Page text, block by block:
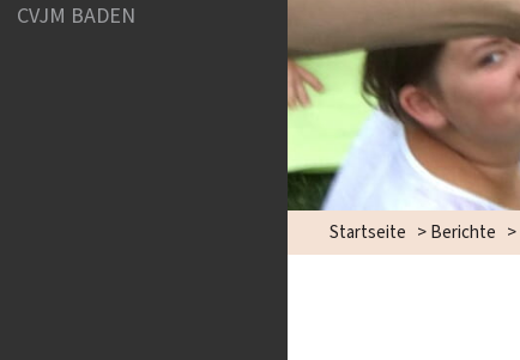
Startseite >Berichte >
CVJM BADEN